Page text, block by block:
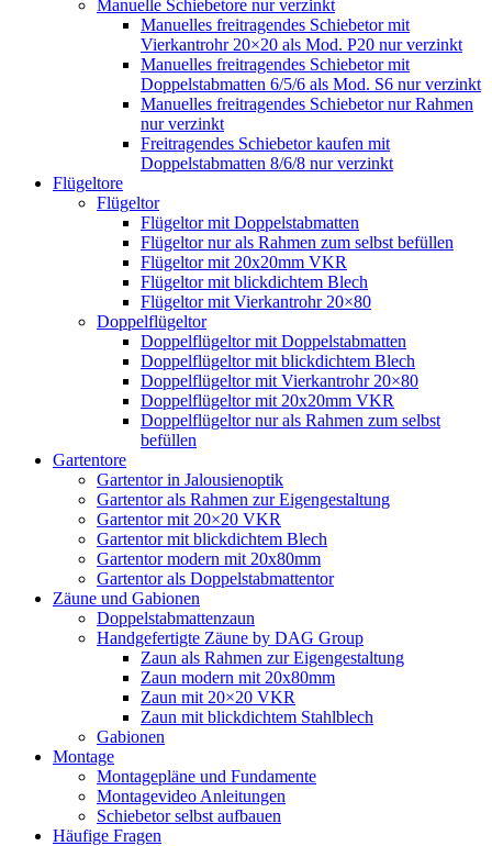
Manuelle Schiebetore nur verzinkt
Manuelles freitragendes Schiebetor mit
Vierkantrohr 20×20 als Mod. P20 nur verzinkt
Manuelles freitragendes Schiebetor mit
Doppelstabmatten 6/5/6 als Mod. S6 nur verzinkt
Manuelles freitragendes Schiebetor nur Rahmen
nur verzinkt
Freitragendes Schiebetor kaufen mit
Doppelstabmatten 8/6/8 nur verzinkt
Flügeltore
Flügeltor
Flügeltor mit Doppelstabmatten
Flügeltor nur als Rahmen zum selbst befüllen
Flügeltor mit 20x20mm VKR
Flügeltor mit blickdichtem Blech
Flügeltor mit Vierkantrohr 20×80
Doppelflügeltor
Doppelflügeltor mit Doppelstabmatten
Doppelflügeltor mit blickdichtem Blech
Doppelflügeltor mit Vierkantrohr 20×80
Doppelflügeltor mit 20x20mm VKR
Doppelflügeltor nur als Rahmen zum selbst
befüllen
Gartentore
Gartentor in Jalousienoptik
Gartentor als Rahmen zur Eigengestaltung
Gartentor mit 20×20 VKR
Gartentor mit blickdichtem Blech
Gartentor modern mit 20x80mm
Gartentor als Doppelstabmattentor
Zäune und Gabionen
Doppelstabmattenzaun
Handgefertigte Zäune by DAG Group
Zaun als Rahmen zur Eigengestaltung
Zaun modern mit 20x80mm
Zaun mit 20×20 VKR
Zaun mit blickdichtem Stahlblech
Gabionen
Montage
Montagepläne und Fundamente
Montagevideo Anleitungen
Schiebetor selbst aufbauen
Häufige Fragen